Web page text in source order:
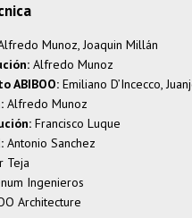
Munoz, Joaquin Millán
Alfredo Munoz
ABIBOO: Emiliano D’Incecco,
Alfredo Munoz
Francisco Luque
Antonio Sanchez
Teja
Ingenieros
Architecture